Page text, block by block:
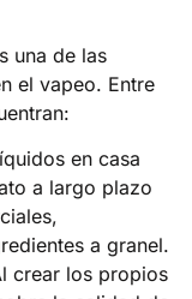
una de las
el vapeo. Entre
en casa
a largo plazo
a granel.
crear los propios